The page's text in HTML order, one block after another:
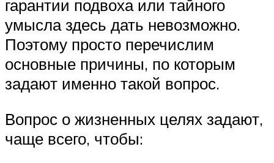
гарантии подвоха или тайного
умысла здесь дать невозможно.
Поэтому просто перечислим
основные причины, по которым
задают именно такой вопрос.
Вопрос о жизненных целях задают,
чаще всего, чтобы: